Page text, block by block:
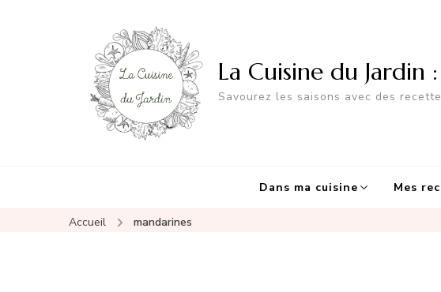
La Cuisine du Jardin
Savourez les saisons avec des
Dans ma cuisine Mes
Accueil mandarines